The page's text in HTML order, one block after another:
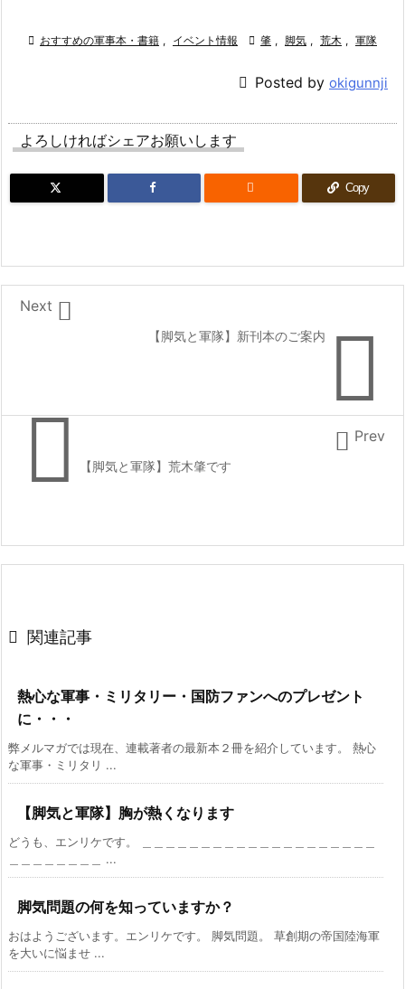
 おすすめの軍事本・書籍 , イベント情報  肇 , 脚気 , 荒木 , 軍隊
 Posted by okigunnji
よろしければシェアお願いします
 Copy

【脚気と軍隊】新刊本のご案内

Next
 【脚気と軍隊】荒木肇です
 Prev
 関連記事
熱心な軍事・ミリタリー・国防ファンへのプレゼント
に・・・
弊メルマガでは現在、連載著者の最新本２冊を紹介しています。 熱心
な軍事・ミリタリ ...
【脚気と軍隊】胸が熱くなります
どうも、エンリケです。 ＿＿＿＿＿＿＿＿＿＿＿＿＿＿＿＿＿＿＿＿
＿＿＿＿＿＿＿＿ ...
脚気問題の何を知っていますか？
おはようございます。エンリケです。 脚気問題。 草創期の帝国陸海軍
を大いに悩ませ ...